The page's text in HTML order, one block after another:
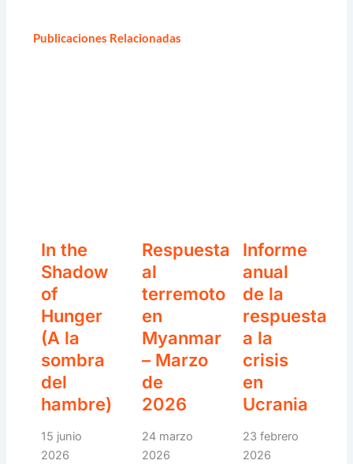
Publicaciones Relacionadas
In the
Shadow
of
Hunger
(A la
sombra
del
hambre)
15 junio
2026
Respuesta
al
terremoto
en
Myanmar
– Marzo
de
2026
24 marzo
2026
Informe
anual
de la
respuesta
a la
crisis
en
Ucrania
23 febrero
2026